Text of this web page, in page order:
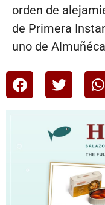
orden de
de Primera
uno de